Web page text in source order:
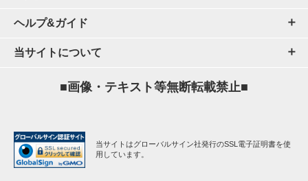
ヘルプ&ガイド
当サイトについて
■画像・テキスト等無断転載禁止■
当サイトはグローバルサイン社発行のSSL電子証明書を使
用しています。